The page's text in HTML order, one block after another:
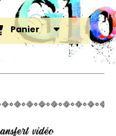
Panier